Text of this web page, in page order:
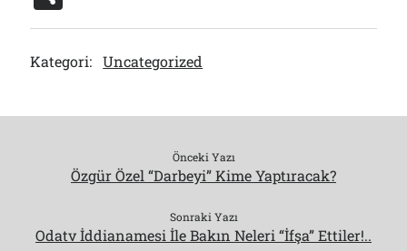
at
s
A
p
e
gr
a
m
e
s
k
y
st
o
c
o
k
d c ai
h
ar
e
Kategori: Uncategorized
Önceki Yazı
Özgür Özel “Darbeyi” Kime Yaptıracak?
Sonraki Yazı
Odatv İddianamesi İle Bakın Neleri “İfşa” Ettiler!..